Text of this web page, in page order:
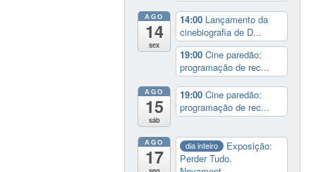
AGO
14
sex
14:00 Lançamento da
cinebiografia de D...
19:00Cine paredão:
programação de rec...
AGO
15
sáb
19:00Cine paredão:
programação de rec...
AGO
17
dia inteiro
Exposição:
Perder Tudo.